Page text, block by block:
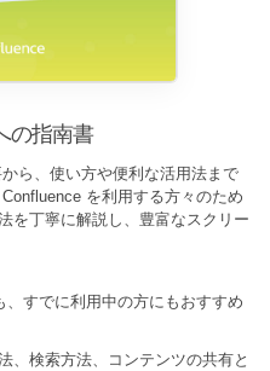
の指南書
ら、使い方や便利な活用法まで
を利用する方々のため
を丁寧に解説し、豊富なスクリー
、すでに利用中の方にもおすすめ
、検索方法、コンテンツの共有と